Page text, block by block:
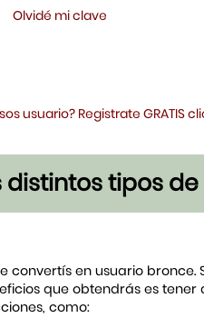
Olvidé mi clave
usuario? Registrate GRATIS
tipos de
convertís en usuario bronce.
que obtendrás es tener
como: